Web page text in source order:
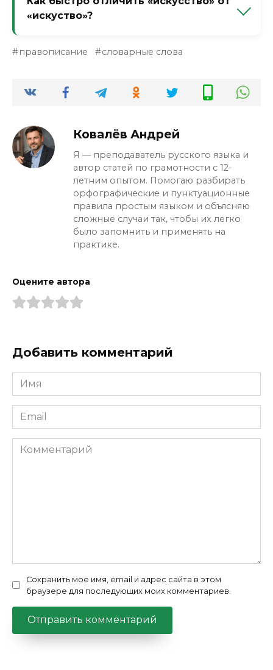
чередование: в глаголах одна «с», в
существительных на «-ство» — две.
«искуство»?
слогам: и-скус-ство. Слышите два «с»? Нет,
кажется, что одна «с» — скорее всего, вы
ошибаетесь. Пишите с двумя.
правописание словарные слова
Ковалёв Андрей
Я — преподаватель русского языка и
автор статей по грамотности с 12-
летним опытом. Помогаю разбирать
орфографические и пунктуационные
правила простым языком и объясняю
сложные случаи так, чтобы их легко
было запомнить и применять на
практике.
Оцените автора
Добавить комментарий
Имя
*
Email
*
Комментарий
Сохранить моё имя, email и адрес сайта в этом
браузере для последующих моих комментариев.